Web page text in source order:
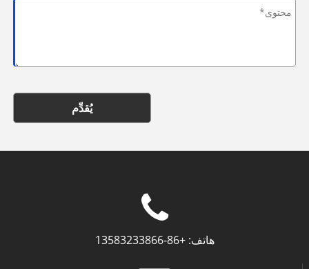
يُقدِّم
هاتف: +86-13583233866